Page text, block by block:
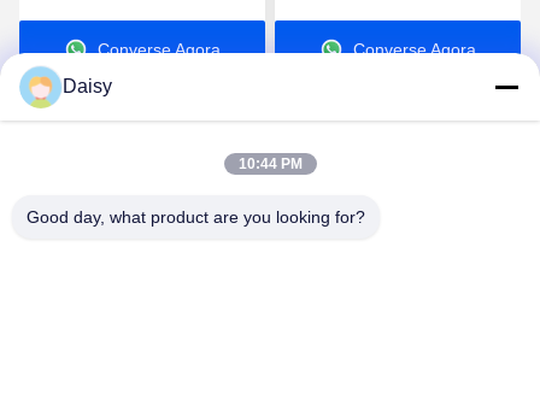
Elementos de parafusos
Elementos de fios
industriais
Converse Agora
extrusão de alta qualidade
Converse Agora
Nanjing Henglande Machinery Technology Co.,
Daisy
10:44 PM
Good day, what product are you looking for?